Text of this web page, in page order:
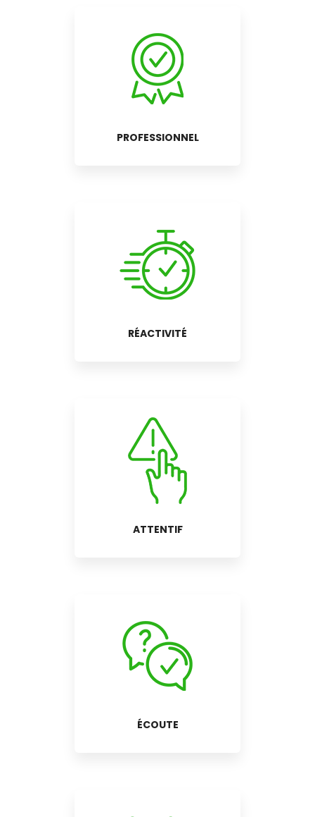
PROFESSIONNEL
RÉACTIVITÉ
ATTENTIF
ÉCOUTE